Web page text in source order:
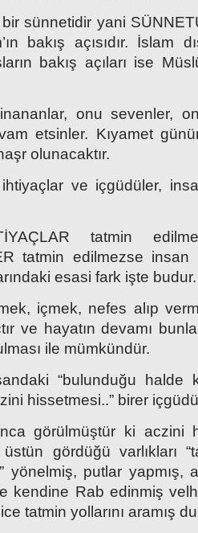
bir sünnetidir yani
bakış açısıdır. İslam
bakış açıları ise
onu sevenler,
etsinler. Kıyamet
olunacaktır.
ve içgüdüler,
tatmin
tatmin edilmezse insan
esasi fark işte budur.
içmek, nefes alıp
ve hayatın devamı
ile mümkündür.
“bulunduğu halde
hissetmesi..” birer
görülmüştür ki aczini
üstün gördüğü varlıkları
yönelmiş, putlar yapmış,
kendine Rab edinmiş
tatmin yollarını aramış